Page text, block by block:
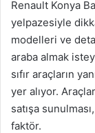
Renault Konya
yelpazesiyle
modelleri ve
araba almak
sıfır araçların
yer alıyor.
satışa
faktör.